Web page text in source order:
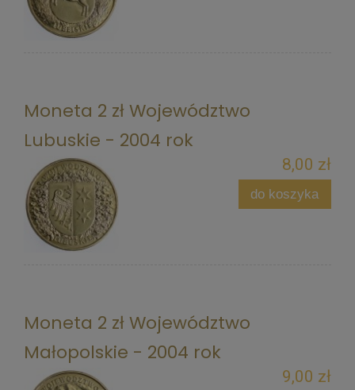
Moneta 2 zł Województwo
Lubuskie - 2004 rok
8,00 zł
do koszyka
Moneta 2 zł Województwo
Małopolskie - 2004 rok
9,00 zł